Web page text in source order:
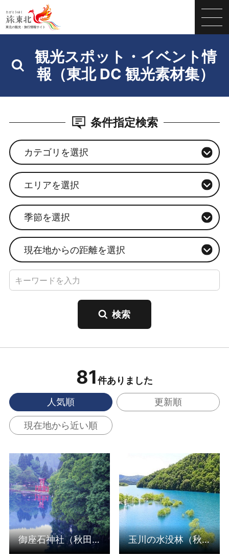
観光スポット・イベント情
報（東北 DC 観光素材集）
条件指定検索
カテゴリを選択
エリアを選択
季節を選択
現在地からの距離を選択
81件ありました
人気順 更新順
現在地から近い順
御座石神社（秋田県仙
北市） の詳細はこちら
御座石神社（秋田県仙北市）
玉川の水没林（秋田県
仙北市） の詳細はこち
ら
玉川の水没林（秋田県仙北市）